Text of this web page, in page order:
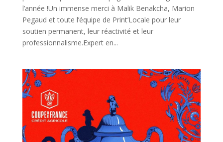
l’année !Un immense merci à Malik Benakcha, Marion
Pegaud et toute l’équipe de Print’Locale pour leur
soutien permanent, leur réactivité et leur
professionnalisme.Expert en...